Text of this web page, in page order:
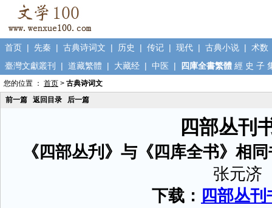
首页 | 先秦 | 古典诗词文 | 历史 | 传记 | 现代 | 古典小说 | 术数
臺灣文獻叢刊
| 道藏繁體 | 大藏经 | 中医 | 四庫全書繁體 經 史 子
您的位置 ： 首页 > 古典诗词文
前一篇
返回目录 后一篇
四部丛刊
《四部丛刋》与《四库全书》相
张元济
下载： 四部丛